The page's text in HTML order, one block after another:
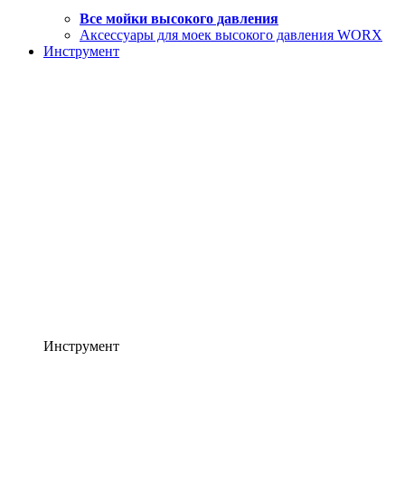
Все мойки высокого давления
Аксессуары для моек высокого давления WORX
Инструмент
Инструмент